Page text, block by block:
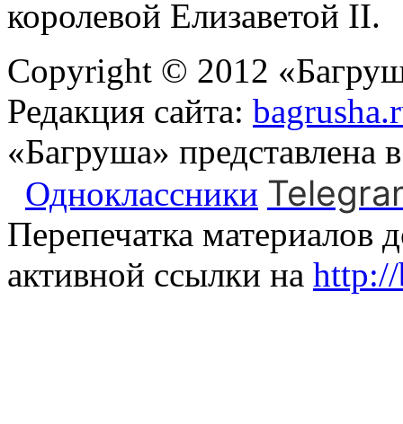
королевой Елизаветой II.
Copyright © 2012
Редакция сайта:
«Багруша» представлена
Одноклассники
Перепечатка материалов
активной ссылки на http://